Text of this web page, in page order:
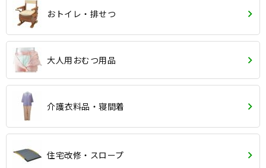
おトイレ・排せつ
大人用おむつ用品
介護衣料品・寝間着
住宅改修・スロープ